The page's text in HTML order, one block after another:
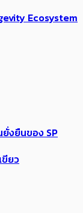
Ecosystem
งยืนของ SP
ขียว